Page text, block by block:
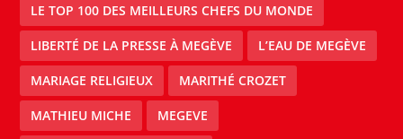
LE TOP 100 DES MEILLEURS CHEFS DU MONDE
LIBERTÉ DE LA PRESSE À MEGÈVE L’EAU DE MEGÈVE
MARIAGE RELIGIEUX MARITHÉ CROZET
MATHIEU MICHE MEGEVE